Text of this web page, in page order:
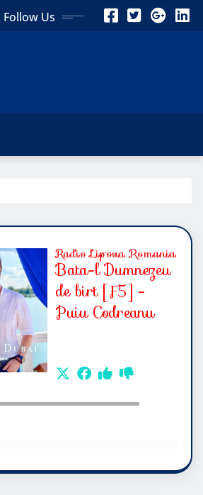
Follow Us